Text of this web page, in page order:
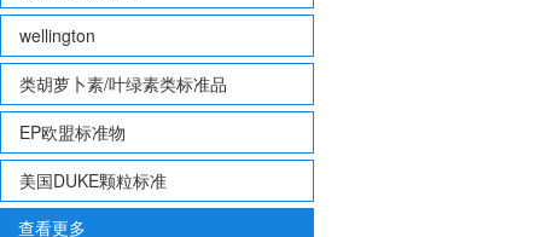
wellington
类胡萝卜素/叶绿素类标准品
EP欧盟标准物
美国DUKE颗粒标准
查看更多